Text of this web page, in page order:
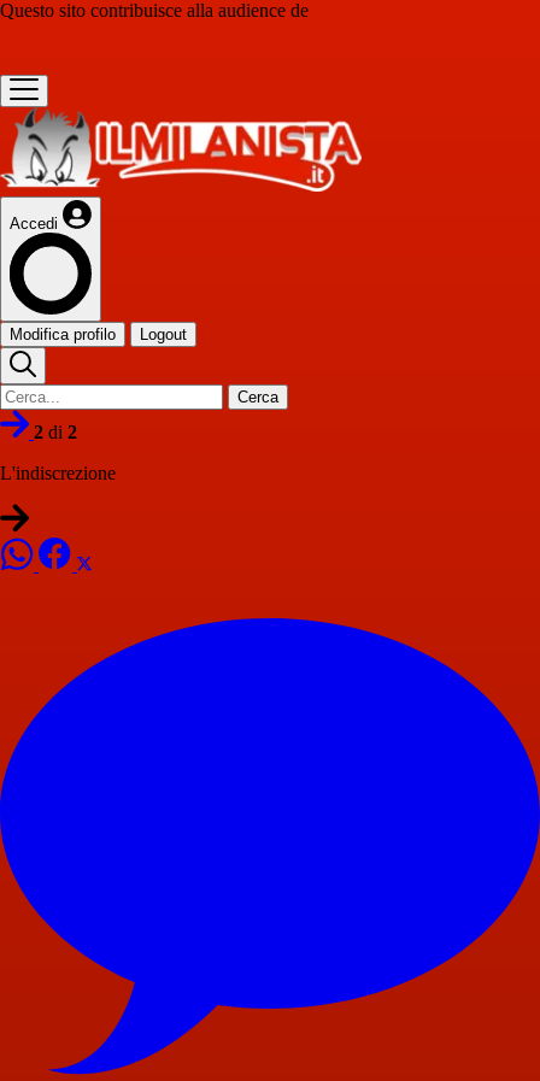
Questo sito contribuisce alla audience de
Accedi
Modifica profilo Logout
Cerca
2 di 2
L'indiscrezione